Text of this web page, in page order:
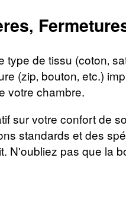
de tissu (coton‚
(zip‚ bouton‚ etc.)
votre chambre.
sur votre confort de
standards et des
N'oubliez pas que la